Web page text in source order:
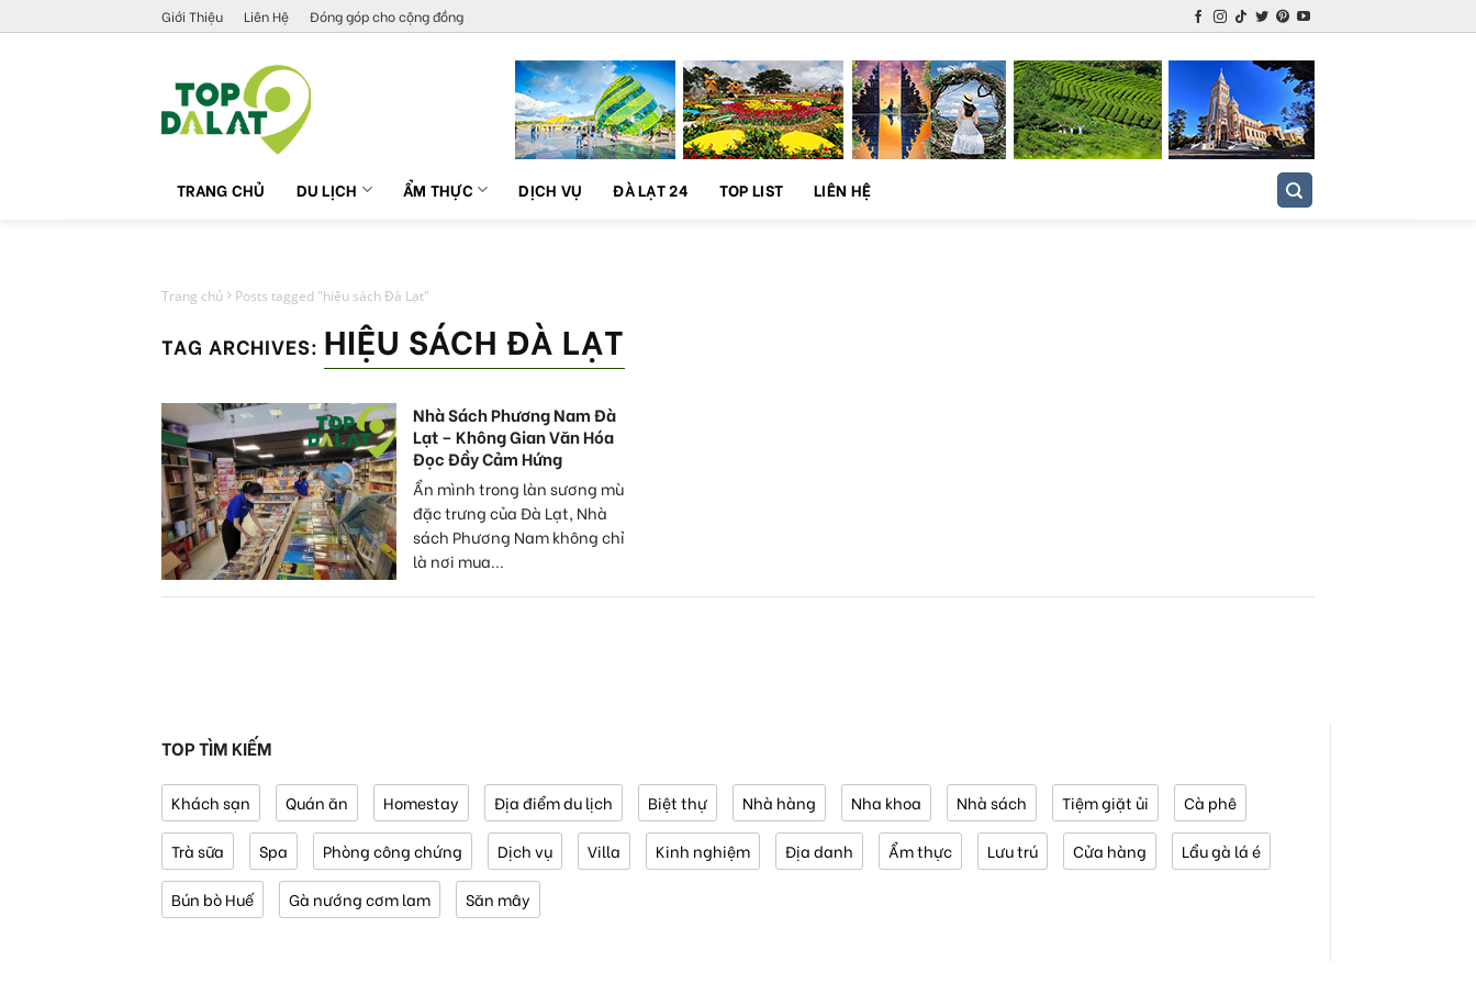
to
Giới Thiệu Liên Hệ Đóng góp cho cộng đồng
TRANG CHỦ DU LỊCH ẨM THỰC DỊCH VỤ ĐÀ LẠT 24 TOP LIST LIÊN HỆ
Trang chủ Posts tagged "hiệu sách Đà Lạt"
TAG ARCHIVES: HIỆU SÁCH ĐÀ LẠT
Nhà Sách Phương Nam Đà
Lạt – Không Gian Văn Hóa
Đọc Đầy Cảm Hứng
Ẩn mình trong làn sương mù
đặc trưng của Đà Lạt, Nhà
sách Phương Nam không chỉ
là nơi mua...
TOP TÌM KIẾM
Khách sạn Quán ăn Homestay Địa điểm du lịch Biệt thự Nhà hàng Nha khoa Nhà sách Tiệm giặt ủi Cà phê
Trà sữa Spa Phòng công chứng Dịch vụ Villa Kinh nghiệm Địa danh Ẩm thực Lưu trú Cửa hàng Lẩu gà lá é
Bún bò Huế Gà nướng cơm lam Săn mây